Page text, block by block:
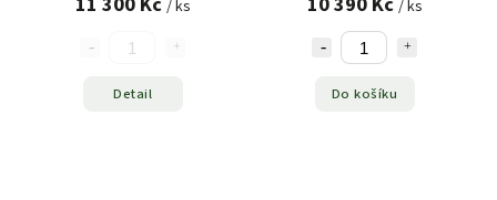
/ ks
Detail
/ ks
Do košíku